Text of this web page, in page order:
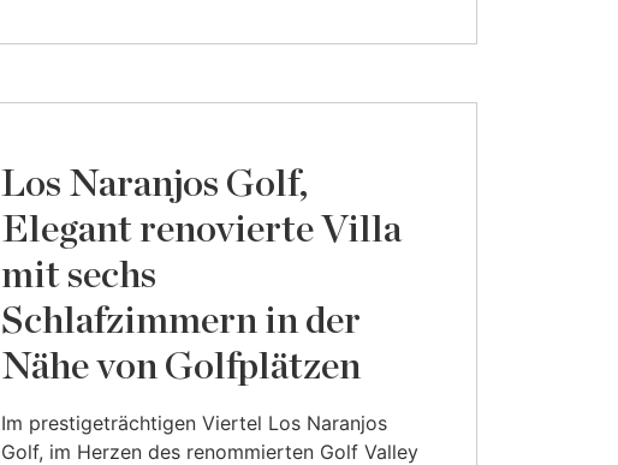
Los Naranjos Golf,
Elegant renovierte Villa
mit sechs
Schlafzimmern in der
Nähe von Golfplätzen
Im prestigeträchtigen Viertel Los Naranjos
Golf, im Herzen des renommierten Golf Valley